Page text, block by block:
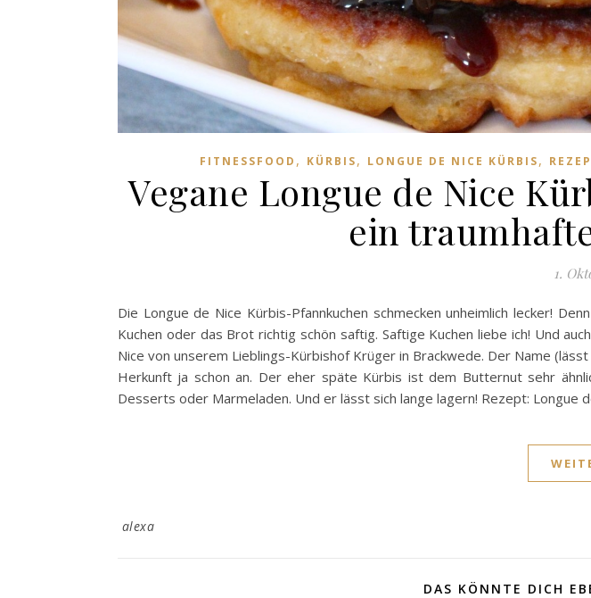
FITNESSFOOD , KÜRBIS, LONGUE DE NICE KÜRBIS,
Vegane Longue de Nice
ein
1.
Die Longue de Nice Kürbis-Pfannkuchen schmecken unheimlich lecker!
Kuchen oder das Brot richtig schön saftig. Saftige Kuchen liebe ich! Und
Nice von unserem Lieblings-Kürbishof Krüger in Brackwede. Der Name
Herkunft ja schon an. Der eher späte Kürbis ist dem Butternut sehr
Desserts oder Marmeladen. Und er lässt sich lange lagern! Rezept: Longue
alexa
DAS KÖNNTE DICH